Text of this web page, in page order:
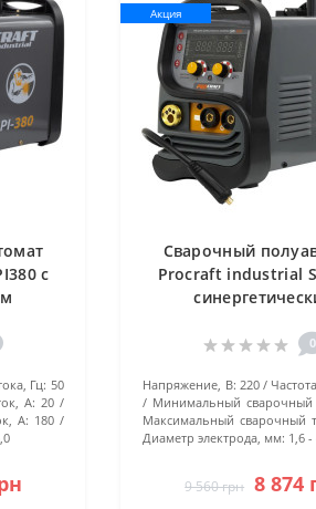
с
Гц: 50
А: 20
А: 180
Акция
Сварочный
Procraft industrial
0
Напряжение, В: 220
Минимальный сварочный
Максимальный сварочный
Диаметр электрода, мм: 1,6 -
9 560 грн 8 874